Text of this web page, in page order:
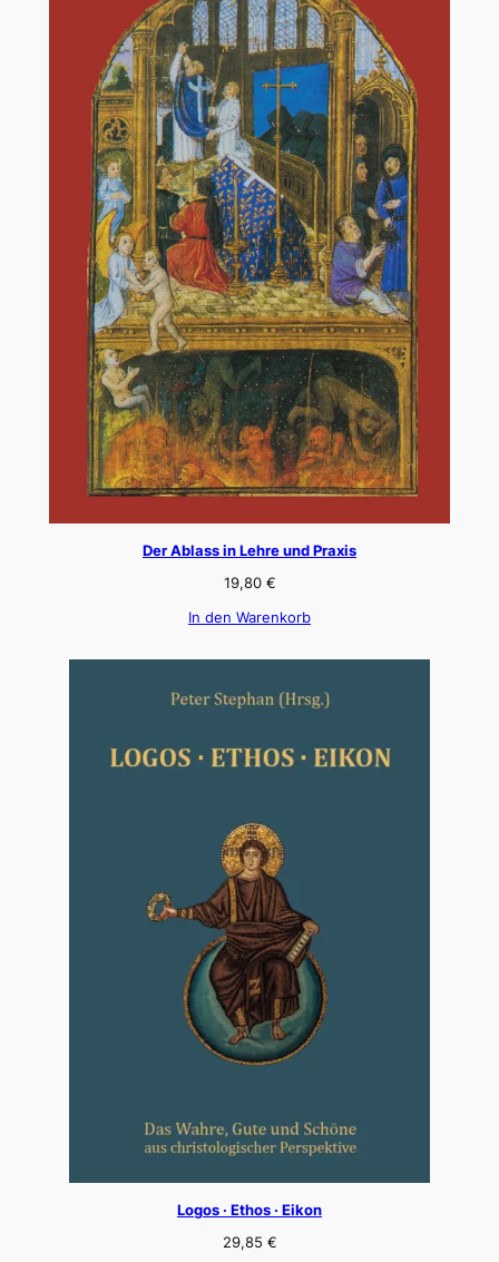
Der Ablass in Lehre und Praxis
19,80 €
In den Warenkorb
Logos · Ethos · Eikon
29,85 €